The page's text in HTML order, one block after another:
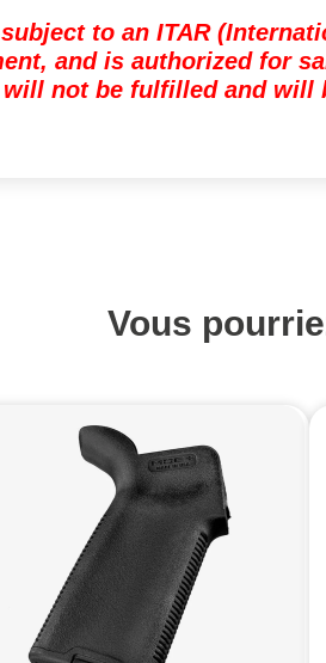
to an ITAR
and is authorized for
not be fulfilled and will
Vous